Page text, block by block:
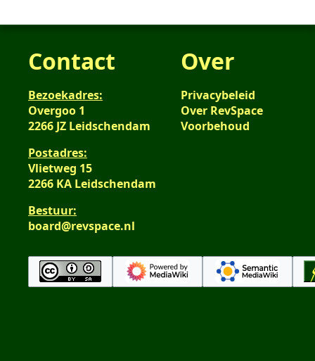
Contact
Bezoekadres:
Overgoo 1
2266 JZ Leidschendam
Postadres:
Vlietweg 15
2266 KA Leidschendam
Bestuur:
board@revspace.nl
Over
Privacybeleid
Over RevSpace
Voorbehoud